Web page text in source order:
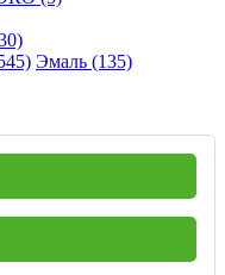
Эмаль (135)